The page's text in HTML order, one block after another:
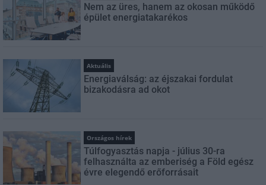
Nem az üres, hanem az okosan működő
épület energiatakarékos
Aktuális
Energiaválság: az éjszakai fordulat
bizakodásra ad okot
Országos hírek
Túlfogyasztás napja - július 30-ra
felhasználta az emberiség a Föld egész
évre elegendő erőforrásait